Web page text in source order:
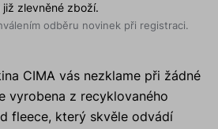
zlevněné zboží.
odběru novinek při registraci.
CIMA vás nezklame při žádné
vyrobena z recyklovaného
fleece, který skvěle odvádí